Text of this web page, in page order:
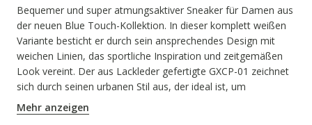
Bequemer und super atmungsaktiver Sneaker für Damen aus
der neuen Blue Touch-Kollektion. In dieser komplett weißen
Variante besticht er durch sein ansprechendes Design mit
weichen Linien, das sportliche Inspiration und zeitgemäßen
Look vereint. Der aus Lackleder gefertigte GXCP-01 zeichnet
sich durch seinen urbanen Stil aus, der ideal ist, um
Alltagsoutfits eine glamouröse Note zu verleihen.
PRODUKTCODE:
Mehr anzeigen